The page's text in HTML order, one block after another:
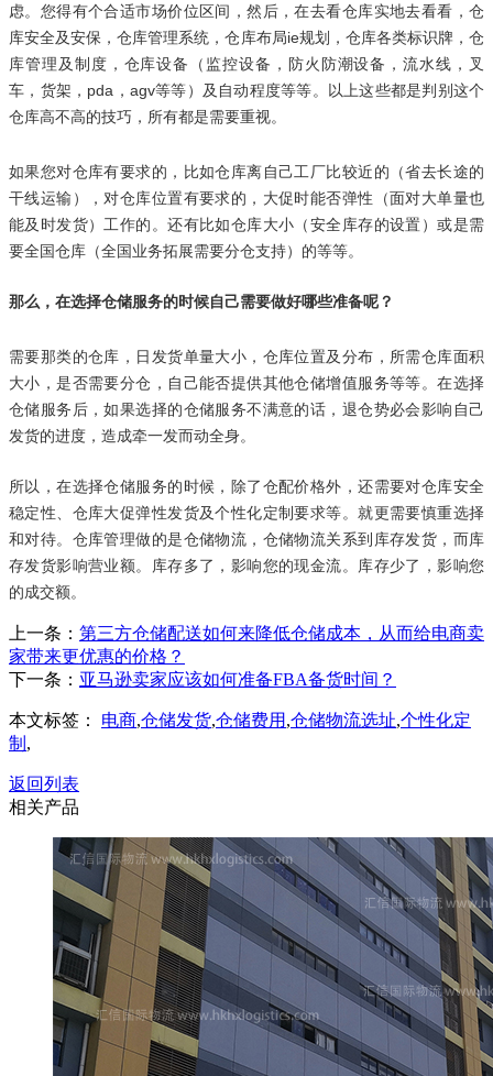
虑。您得有个合适市场价位区间，然后，在去看仓库实地去看看，仓
库安全及安保，仓库管理系统，仓库布局ie规划，仓库各类标识牌，仓
库管理及制度，仓库设备（监控设备，防火防潮设备，流水线，叉
车，货架，pda，agv等等）及自动程度等等。以上这些都是判别这个
仓库高不高的技巧，所有都是需要重视。
如果您对仓库有要求的 ，比如仓库离自己工厂比较近的（省去长途的
干线运输），对仓库位置有要求的，大促时能否弹性（面对大单量也
能及时发货）工作的。还有比如仓库大小（安全库存的设置）或是需
要全国仓库（全国业务拓展需要分仓支持）的等等。
那么，在选择仓储服务的时候自己需要做好哪些准备呢？
需要那类的仓库，日发货单量大小，仓库位置及分布，所需仓库面积
大小，是否需要分仓，自己能否提供其他仓储增值服务等等。在选择
仓储服务后，如果选择的仓储服务不满意的话，退仓势必会影响自己
发货的进度，造成牵一发而动全身。
所以，在选择仓储服务的时候，除了仓配价格外，还需要对仓库安全
稳定性、仓库大促弹性发货及个性化定制要求等。就更需要慎重选择
和对待。仓库管理做的是仓储物流，仓储物流关系到库存发货，而库
存发货影响营业额。库存多了，影响您的现金流。库存少了，影响您
的成交额。
上一条： 第三方仓储配送如何来降低仓储成本，从而给电商卖
家带来更优惠的价格？
下一条： 亚马逊卖家应该如何准备FBA备货时间？
本文标签： 电商,仓储发货,仓储费用 ,仓储物流选址,个性化定
制 ,
返回列表
相关产品